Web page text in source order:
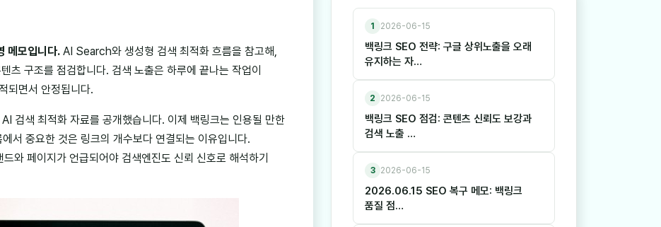
메모입니다. AI Search와 생성형 검색 최적화 흐름을 참고해,
츠 구조를 점검합니다. 검색 노출은 하루에 끝나는 작업이
되면서 안정됩니다.
검색 최적화 자료를 공개했습니다. 이제 백링크는 인용될 만한
서 중요한 것은 링크의 개수보다 연결되는 이유입니다.
와 페이지가 언급되어야 검색엔진도 신뢰 신호로 해석하기
1 2026-06-15
백링크 SEO 전략: 구글 상위노출을 오래
유지하는 자…
2 2026-06-15
백링크 SEO 점검: 콘텐츠 신뢰도 보강과
검색 노출 …
3 2026-06-15
2026.06.15 SEO 복구 메모: 백링크
품질 점…